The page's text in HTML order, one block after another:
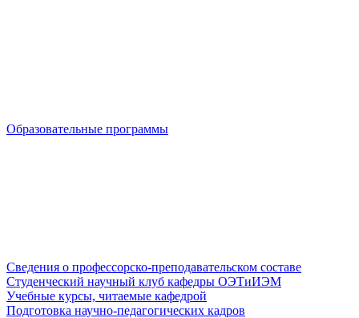
Образовательные программы
Сведения о профессорско-преподавательском составе
Студенческий научный клуб кафедры ОЭТиИЭМ
Учебные курсы, читаемые кафедрой
Подготовка научно-педагогических кадров